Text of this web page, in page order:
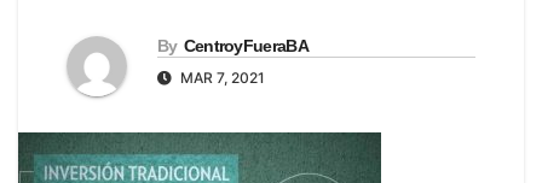
By CentroyFueraBA
MAR 7, 2021